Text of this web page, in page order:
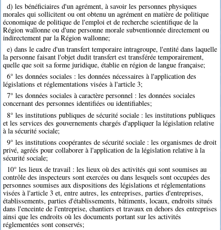
d) les bénéficiaires d'un agrément, à savoir les personnes physiques
morales qui sollicitent ou ont obtenu un agrément en matière de politique
économique de politique de l'emploi et de recherche scientifique de la
Région wallonne ou d'une personne morale subventionnée directement ou
indirectement par la Région wallonne;
e) dans le cadre d'un transfert temporaire intragroupe, l'entité dans laquelle
la personne faisant l'objet dudit transfert est transférée temporairement,
quelle que soit sa forme juridique, établie en région de langue française;
6° les données sociales : les données nécessaires à l'application des
législations et réglementations visées à l'article 3;
7° les données sociales à caractère personnel : les données sociales
concernant des personnes identifiées ou identifiables;
8° les institutions publiques de sécurité sociale : les institutions publiques
et les services des gouvernements chargés d'appliquer la législation relative
à la sécurité sociale;
9° les institutions coopérantes de sécurité sociale : les organismes de droit
privé, agréés pour collaborer à l'application de la législation relative à la
sécurité sociale;
10° les lieux de travail : les lieux où des activités qui sont soumises au
contrôle des inspecteurs sont exercées ou dans lesquels sont occupées des
personnes soumises aux dispositions des législations et réglementations
visées à l'article 3 et, entre autres, les entreprises, parties d'entreprises,
établissements, parties d'établissements, bâtiments, locaux, endroits situés
dans l'enceinte de l'entreprise, chantiers et travaux en dehors des entreprises
ainsi que les endroits où les documents portant sur les activités
réglementées sont conservés;